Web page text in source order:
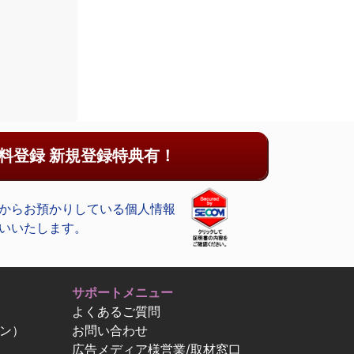
登録 新規登録特典有！
らお預かりしている個人情報
いたします。
）
サポートメニュー
よくあるご質問
お問い合わせ
広告メディア様営業/取材窓口